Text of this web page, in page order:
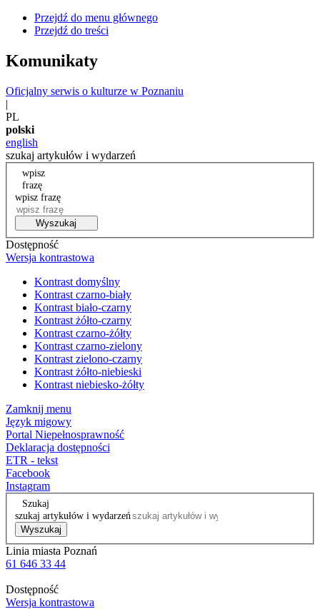
Przejdź do menu głównego
Przejdź do treści
Komunikaty
Oficjalny serwis o kulturze w Poznaniu
|
PL
polski
english
szukaj artykułów i wydarzeń
wpisz
frazę
wpisz frazę
Wyszukaj
Dostępność
Wersja kontrastowa
Kontrast domyślny
Kontrast czarno-biały
Kontrast biało-czarny
Kontrast żółto-czarny
Kontrast czarno-żółty
Kontrast czarno-zielony
Kontrast zielono-czarny
Kontrast żółto-niebieski
Kontrast niebiesko-żółty
Zamknij menu
Język migowy
Portal Niepełnosprawność
Deklaracja dostępności
ETR - tekst
Facebook
Instagram
Szukaj
szukaj artykułów i wydarzeń
Wyszukaj
Linia miasta Poznań
61 646 33 44
Dostępność
Wersja kontrastowa